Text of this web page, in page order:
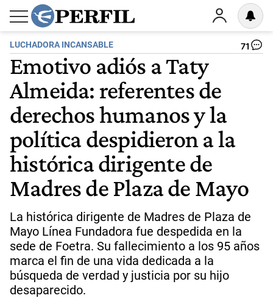
LUCHADORA INCANSABLE 71
Emotivo adiós a Taty
Almeida: referentes de
derechos humanos y la
política despidieron a la
histórica dirigente de
Madres de Plaza de Mayo
La histórica dirigente de Madres de Plaza de
Mayo Línea Fundadora fue despedida en la
sede de Foetra. Su fallecimiento a los 95 años
marca el fin de una vida dedicada a la
búsqueda de verdad y justicia por su hijo
desaparecido.